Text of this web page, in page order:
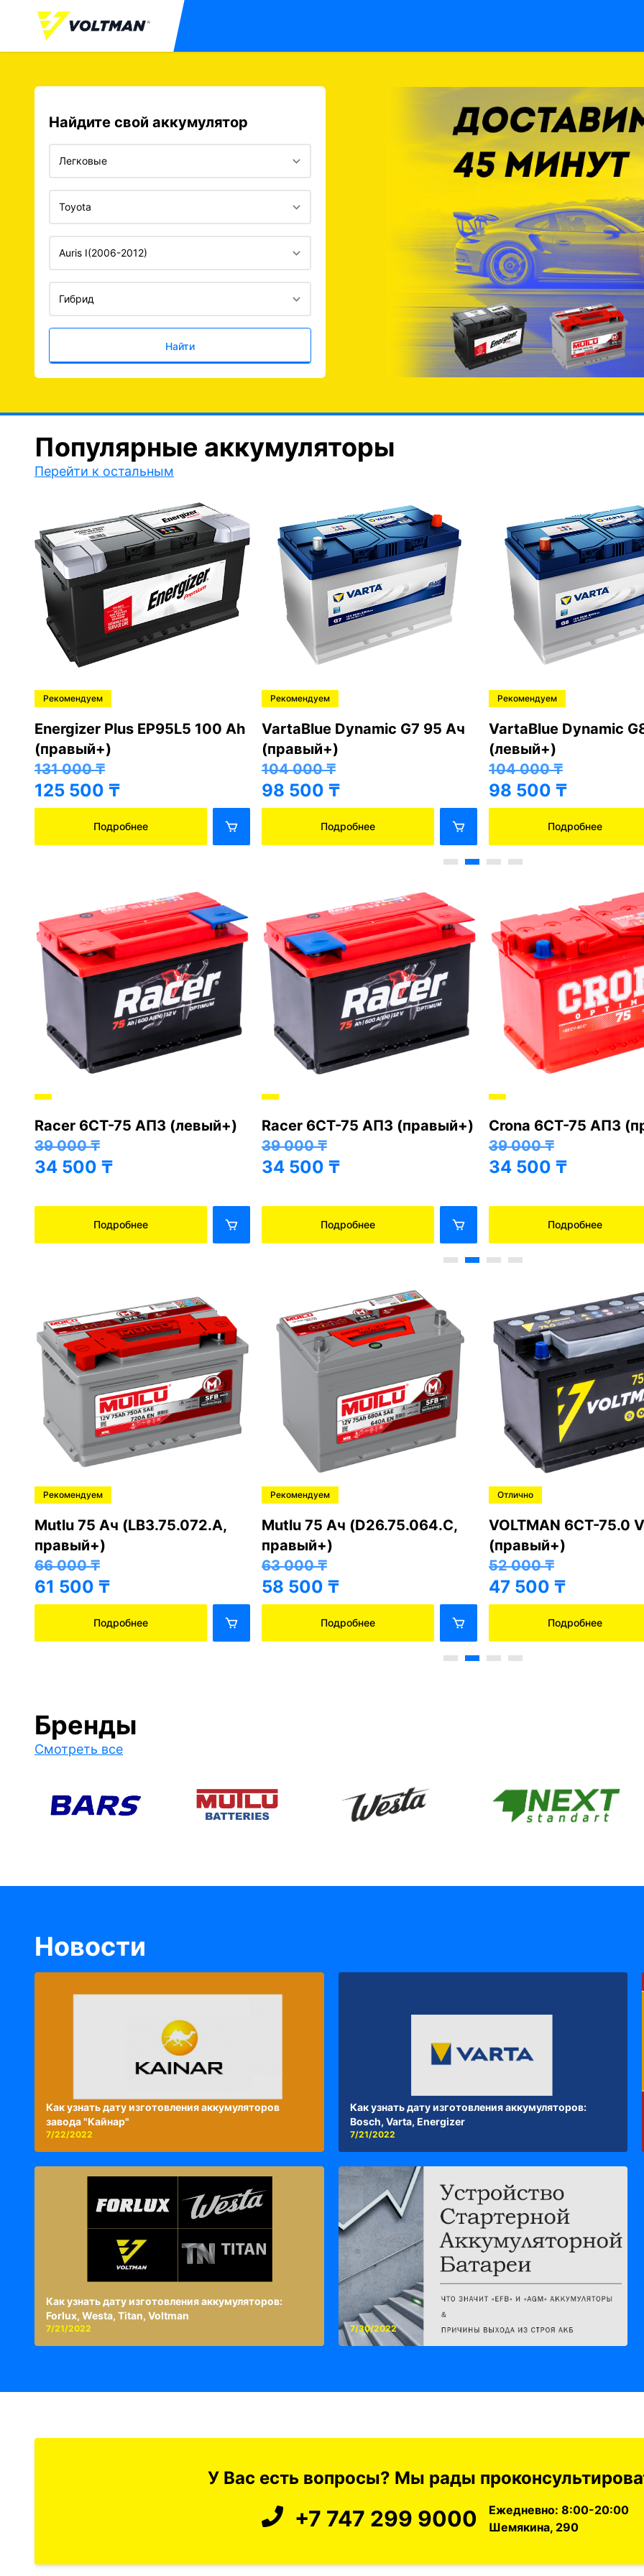
Найдите свой аккумулятор
Найти
Популярные аккумуляторы
Перейти к остальным
Хорошо
Bars 6СТ-90 АПЗ (правый+)
47 000₸
41 500₸
Подробнее
Хорошо
Crona 6СТ-90 АПЗ (правый+)
45 000₸
39 500₸
Подробнее
Crona 6СТ-90 АПЗ
45 000₸
39 500₸
Подробнее
Racer 6СТ-75 АПЗ (правый+)
39 000
34 500
Подробнее
Crona 6СТ-75 АПЗ (правый+)
39 000
34 500
Подробнее
BarsAsia 6СТ-75
(85D26R, левый+)
41 000₸
Подробнее
Рекомендуем
Mutlu 75 Ач (LB3.75.072.A,
правый+)
66 000₸
61 500 ₸
Подробнее
Рекомендуем
Mutlu 75 Ач (D26.75.064.C,
правый+)
63 000₸
58 500 ₸
Подробнее
Отлично
VOLTMAN 6CT-75.0
(правый+)
52 000₸
47 500 ₸
Подробнее
Бренды
Смотреть все
Новости
Как узнать дату изготовления аккумуляторов
завода "Кайнар"
7/22/2022
Как узнать дату изготовления аккумуляторов:
Bosch, Varta, Energizer
7/21/2022
Как узнать дату изготовления аккумуляторов:
Forlux, Westa, Titan, Voltman
7/21/2022 7/30/2022
У Вас есть вопросы? Мы рады
+7 747 299 9000
Ежедневно: 8:00-20:00
Шемякина, 290